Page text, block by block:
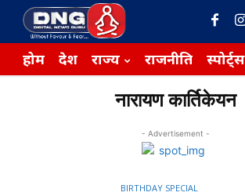
होम देश राज्य राजनीति स्पोर्ट्स
नारायण कार्तिकेयन
- Advertisement -
BIRTHDAY SPECIAL